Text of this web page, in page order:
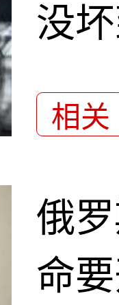
没
相关
俄
命